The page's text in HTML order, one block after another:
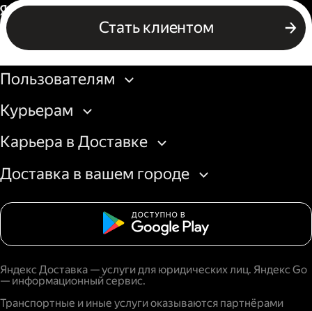
Стать клиентом
Россия
Бизнесу
Пользователям
Курьерам
Карьера в Доставке
Доставка в вашем городе
Яндекс Доставка — услуги для юридических лиц. Яндекс Go
— информационный сервис.
Транспортные и иные услуги оказываются партнёрами